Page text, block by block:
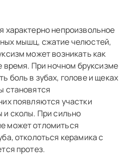
характерно непроизвольное
мышц, сжатие челюстей,
может возникать как
время. При ночном бруксизме
боль в зубах, голове и щеках
становятся
появляются участки
сколы. При сильно
может отломиться
отколоться керамика с
протез.